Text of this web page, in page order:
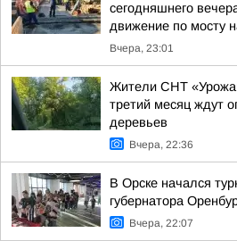
сегодняшнего
движение по мосту
Вчера, 23:01
Жители СНТ
третий месяц ждут
деревьев
Вчера, 22:36
В Орске начался
губернатора
Вчера, 22:07